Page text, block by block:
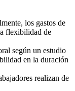
los gastos de
flexibilidad de
según un estudio
en la duración
realizan de